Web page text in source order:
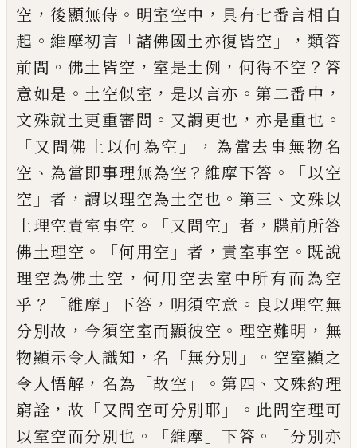
空 ， 後顯無侍 。 明室空中 ，具有七番言相自
起 。維摩初言 「諸佛國土亦復皆空 」，類答
前問 。 佛土皆空 ， 室是土例 ， 何得不空 ？ 答
意如是 。 土空似室 ， 是以言亦 。第二番中 ，
文殊就土更重審問 。 又謂更也 ，亦是重也 。
「又問佛土以何為空 」， 為當去事無物名
空 、 為當即事理無為空 ？ 維摩下答 。「以空
空 」者 ，謂以理空為土空也 。 第三 、 文殊以
土理空責室事空 。「又問空 」 者 ， 牒前所答
佛土理空 。 「何用空 」者 ， 責室事空 。 既說
理空為佛土空 ， 何用空去室中所有而為空
乎 ？「維摩 」 下答 ， 明須空意 。 良以理空無
分別故 ， 今須空室而顯彼空 。 理空難明 ， 無
物顯示令人識知 ，名 「無分別 」。 空室顯之
令人悟解 ， 名為 「故空 」。第四 、 文殊約理
窮詮 ， 故 「又問空可分別耶 」。 此問空理可
以室空而分別也 。「維摩 」 下答 。「分別亦